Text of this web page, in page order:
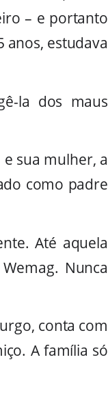
– e portanto
anos, estudava
la dos maus
sua mulher, a
como padre
Até aquela
Nunca
conta com
A família só